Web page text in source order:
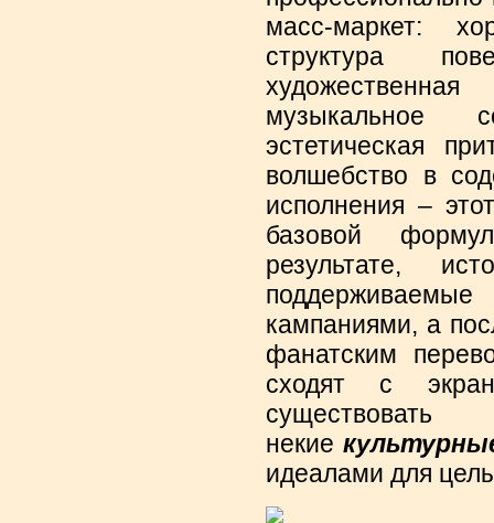
масс-маркет:
структура
музыкальное
эстетическая
волшебство в
исполнения –
базовой
результате,
кампаниями, а
фанатским
сходят с
некие
идеалами для